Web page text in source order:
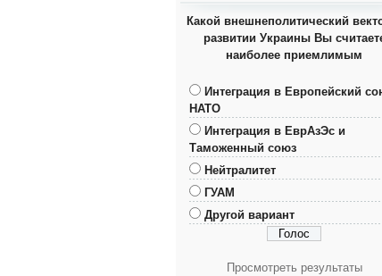
Какой внешнеполитический
развитии Украины Вы
наиболее приемлимым
Интеграция в Европейский
НАТО
Интеграция в ЕврАзЭс и
Таможенный союз
Нейтралитет
ГУАМ
Другой вариант
Просмотреть результаты